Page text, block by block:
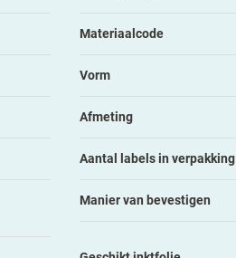
Materiaalcode
Vorm
Afmeting
Aantal labels in verpakking
Manier van bevestigen